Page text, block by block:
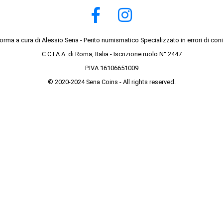
a cura di Alessio Sena - Perito numismatico Specializzato in errori di
C.C.I.A.A. di Roma, Italia - Iscrizione ruolo N° 2447
P.IVA 16106651009
© 2020-2024 Sena Coins - All rights reserved.